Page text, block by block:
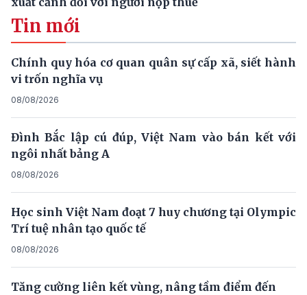
Tin mới
Chính quy hóa cơ quan quân sự cấp xã, siết hành
vi trốn nghĩa vụ
08/08/2026
Đình Bắc lập cú đúp, Việt Nam vào bán kết với
ngôi nhất bảng A
08/08/2026
Học sinh Việt Nam đoạt 7 huy chương tại Olympic
Trí tuệ nhân tạo quốc tế
08/08/2026
Tăng cường liên kết vùng, nâng tầm điểm đến